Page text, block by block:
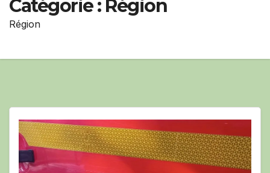
Catégorie : Région
Région